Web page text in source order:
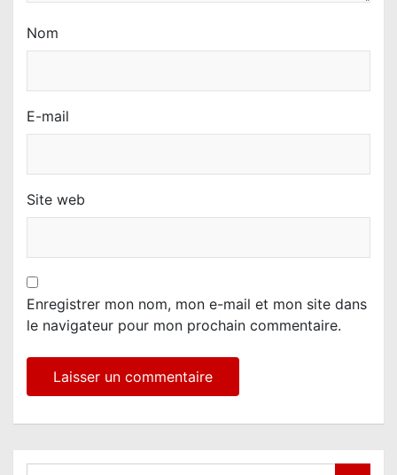
Nom
E-mail
Site web
Enregistrer mon nom, mon e-mail et mon site dans
le navigateur pour mon prochain commentaire.